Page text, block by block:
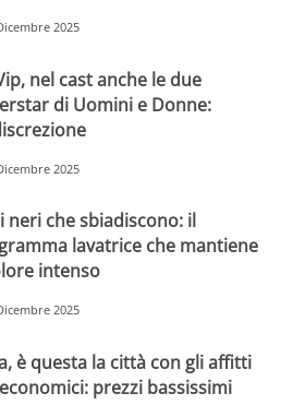
2025
nel cast anche le due
di Uomini e Donne:
2025
neri che sbiadiscono: il
lavatrice che mantiene
intenso
2025
è questa la città con gli affitti
prezzi bassissimi